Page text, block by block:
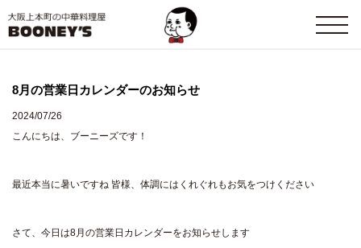
8月の営業日カレンダーのお知らせ
2024/07/26
こんにちは、ブーニーズです！
最近本当に暑いですね 皆様、体調にはくれぐれもお気をつけください
さて、今日は8月の営業日カレンダーをお知らせします